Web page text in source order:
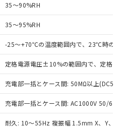
35～90%RH
35～95%RH
-25～+70℃の温度範囲内で、23℃時の
定格電源電圧±10%の範囲内で、定格電
充電部一括とケース間: 50MΩ以上
充電部一括とケース間: AC1000V 50/
耐久: 10～55Hz 複振幅 1.5mm X、Y、Z
、当社制御機器事業取扱
状況および標準価格
せていただくもので
事業取扱商品の中には、
対象外となる商品もある
ださい。
標準価格照会結果は、
更新日時点での社内デー
成されるものであり、閲
での実際の在庫および標
指令（10物質）の
査中または確認中の
ス料など無形物で、有
ない商品です。
り、非含有部品として
と判明した場合などや
とがあります。
：
銀(Hg) 1000ppm以下、 カド
、
以下、ポリ臭化ビフェニル
表
含有率が中国RoHSの
とを示します。
含有率が中国RoHSの
ことを示します。
。当社販売部門へお問
値 (GB/T26572)：
銀) : 1000ppm、 Cd(カドミウ
ら貴社製品のうち、外国
国貿易法に定める商品
物等」という）を輸出
の提供する場合は、日本
可(または役務取引許
などの必要な手続きを